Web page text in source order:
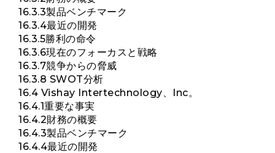
16.3.3製品ベンチマーク
16.3.4最近の開発
16.3.5勝利の命令
16.3.6現在のフォーカスと戦略
16.3.7競争からの脅威
16.3.8 SWOT分析
16.4 Vishay Intertechnology、Inc。
16.4.1重要な事実
16.4.2財務の概要
16.4.3製品ベンチマーク
16.4.4最近の開発